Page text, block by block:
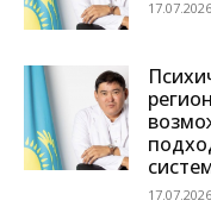
17.07.2026
17.07.2026